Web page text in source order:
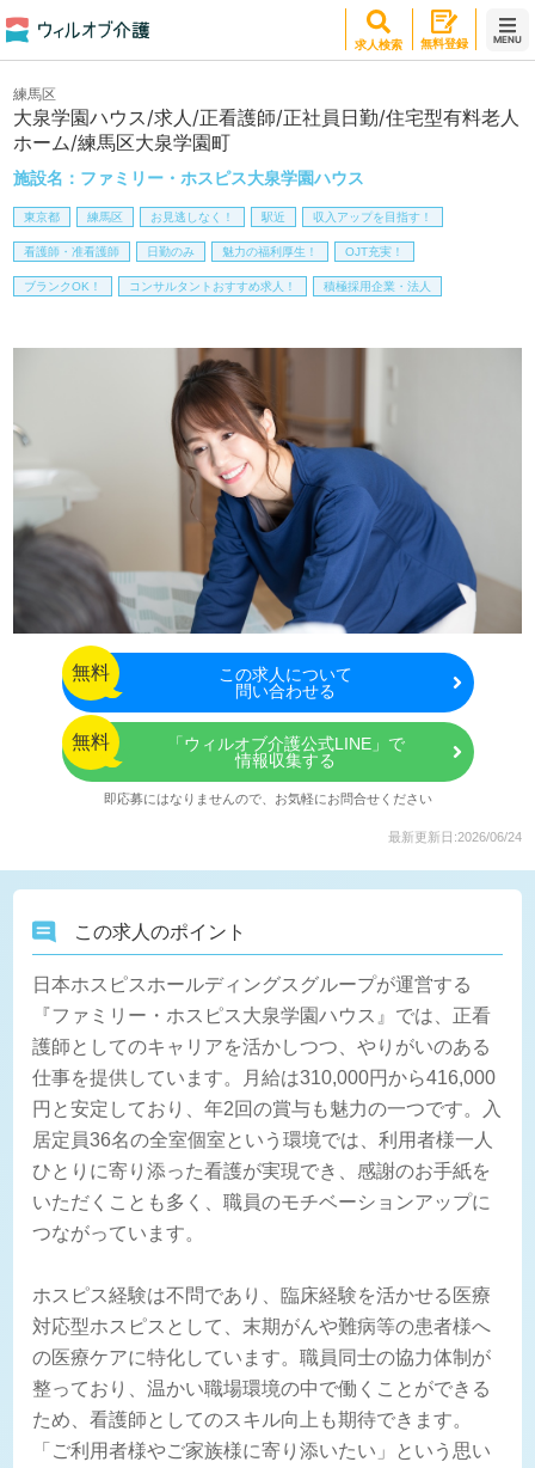
求人検索 無料登録 MENU
大泉学園ハウス/求人/正看護師/正社員日勤/住宅型有料老人
ホーム/練馬区大泉学園町
施設名： ファミリー・ホスピス大泉学園ハウス
練馬区
東京都 練馬区 お見逃しなく！ 駅近 収入アップを目指す！
看護師・准看護師 日勤のみ 魅力の福利厚生！ OJT充実！
ブランクOK！ コンサルタントおすすめ求人！ 積極採用企業・法人
無料 この求人について
問い合わせる
無料
「ウィルオブ介護公式LINE」で
情報収集する
即応募にはなりませんので、お気軽にお問合せください
最新更新日:2026/06/24
この求人のポイント
日本ホスピスホールディングスグループが運営する
『ファミリー・ホスピス大泉学園ハウス』では、正看
護師としてのキャリアを活かしつつ、やりがいのある
仕事を提供しています。月給は310,000円から416,000
円と安定しており、年2回の賞与も魅力の一つです。入
居定員36名の全室個室という環境では、利用者様一人
ひとりに寄り添った看護が実現でき、感謝のお手紙を
いただくことも多く、職員のモチベーションアップに
つながっています。
ホスピス経験は不問であり、臨床経験を活かせる医療
対応型ホスピスとして、末期がんや難病等の患者様へ
の医療ケアに特化しています。職員同士の協力体制が
整っており、温かい職場環境の中で働くことができる
ため、看護師としてのスキル向上も期待できます。
「ご利用者様やご家族様に寄り添いたい」という思い